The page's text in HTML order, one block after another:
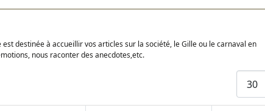
destinée à accueillir vos articles sur la société, le Gille ou le carnaval en
nous raconter des anecdotes,etc.
Afficher #